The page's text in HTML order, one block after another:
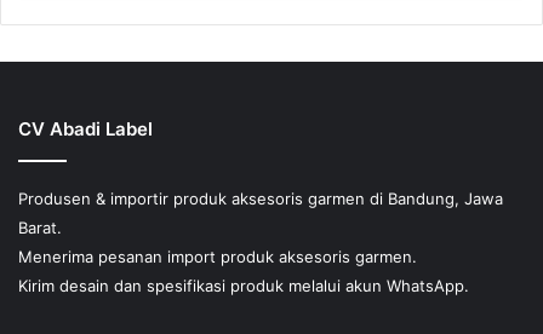
CV Abadi Label
Produsen & importir produk aksesoris garmen di Bandung, Jawa
Barat.
Menerima pesanan import produk aksesoris garmen.
Kirim desain dan spesifikasi produk melalui akun WhatsApp.